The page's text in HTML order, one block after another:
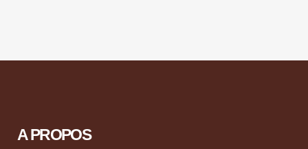
A PROPOS